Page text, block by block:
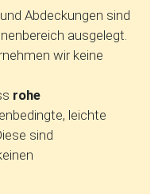
Abdeckungen sind
ausgelegt.
wir keine
rohe
leichte
sind